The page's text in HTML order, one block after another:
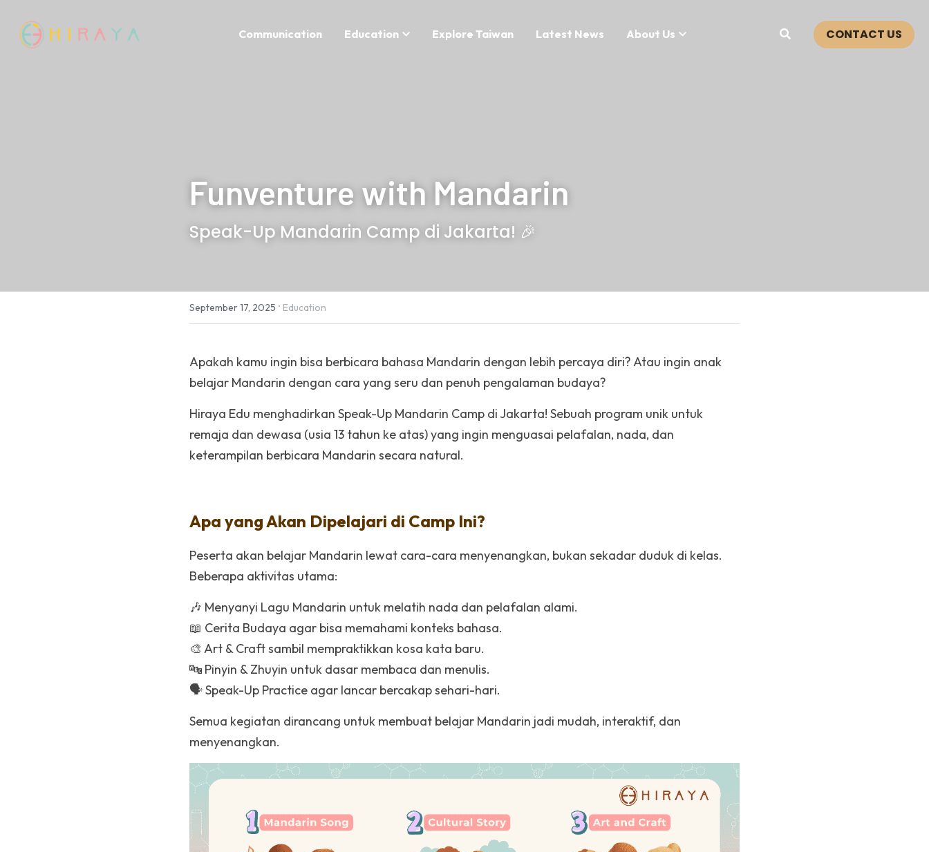
Communication Education Explore Taiwan Latest News About Us CONTACT US
Funventure with Mandarin
Speak-Up Mandarin Camp di Jakarta! 🎉
Apakah kamu ingin bisa berbicara bahasa Mandarin dengan lebih percaya diri? Atau ingin anak
belajar Mandarin dengan cara yang seru dan penuh pengalaman budaya?
Hiraya Edu menghadirkan Speak-Up Mandarin Camp di Jakarta! Sebuah program unik untuk
remaja dan dewasa (usia 13 tahun ke atas) yang ingin menguasai pelafalan, nada, dan
keterampilan berbicara Mandarin secara natural.
Apa yang Akan Dipelajari di Camp Ini?
Peserta akan belajar Mandarin lewat cara-cara menyenangkan, bukan sekadar duduk di kelas.
Beberapa aktivitas utama:
🎶 Menyanyi Lagu Mandarin untuk melatih nada dan pelafalan alami.
📖 Cerita Budaya agar bisa memahami konteks bahasa.
🎨 Art & Craft sambil mempraktikkan kosa kata baru.
🔤 Pinyin & Zhuyin untuk dasar membaca dan menulis.
🗣️ Speak-Up Practice agar lancar bercakap sehari-hari.
Semua kegiatan dirancang untuk membuat belajar Mandarin jadi mudah, interaktif, dan
menyenangkan.